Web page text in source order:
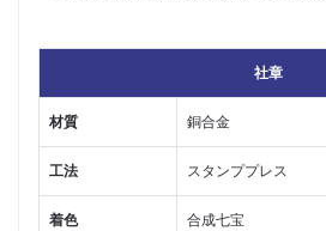
社章
材質 銅合金
工法 スタンププレス
着色 合成七宝